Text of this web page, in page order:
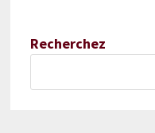
Recherchez